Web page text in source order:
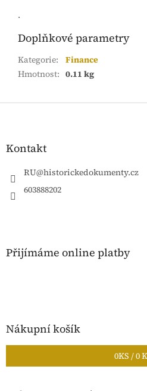
.
Doplňkové parametry
Kategorie:
Finance
Hmotnost: 0.11 kg
Z
Kontakt
RU@historickedokumenty.cz
603888202
Přijímáme online platby
Nákupní košík
0KS /0